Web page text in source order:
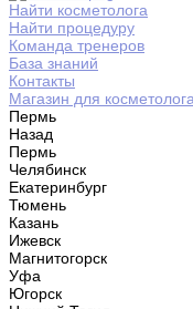
Найти косметолога
Найти процедуру
Команда тренеров
База знаний
Контакты
Магазин для косметолога
Пермь
Назад
Пермь
Челябинск
Екатеринбург
Тюмень
Казань
Ижевск
Магнитогорск
Уфа
Югорск